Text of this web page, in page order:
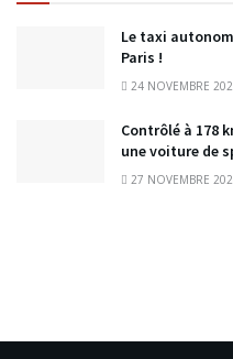
Le taxi
Paris !
24 NOVEMBRE
Contrôlé à 178
une voiture de
27 NOVEMBRE